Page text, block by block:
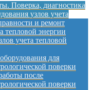
Поверка, диагностика
узлов учета
и ремонт
тепловой энергии
учета тепловой
для
поверки
после
поверки